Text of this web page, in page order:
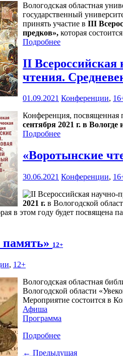
Вологодская областная
государственный
принять участие в III
предков», которая состоится
Подробнее
II Всероссийская
чтения.
01.09.2021 Конференции,
Конференция, посвященная
сентября 2021 г. в
Подробнее
«Воротынские
30.06.2021 Конференции,
2021 г. в Вологодской
в этом году будет
память» 12+
, 12+
Вологодская областная
Вологодской области
Мероприятие состоится в
Афиша
Программа
Подробнее
← Предыдущая